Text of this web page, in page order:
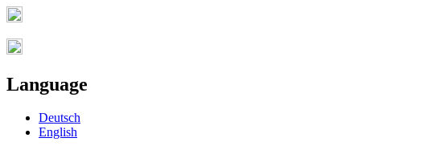
Language
Deutsch
English